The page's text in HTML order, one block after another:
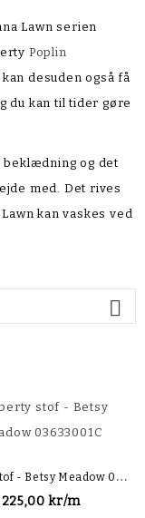
Lawn serien
Poplin
kan desuden også få
du kan til tider gøre
beklædning og det
med. Det rives
kan vaskes ved

L
Iberty Stof - Betsy Meadow 03633001C
225,00 kr/m